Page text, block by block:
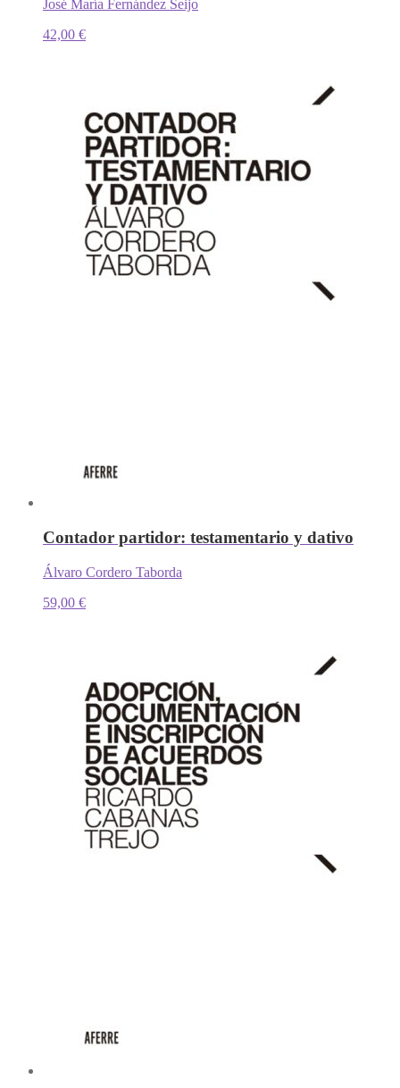
José María Fernández Seijo
42,00 €
Contador partidor: testamentario y dativo
Álvaro Cordero Taborda
59,00 €